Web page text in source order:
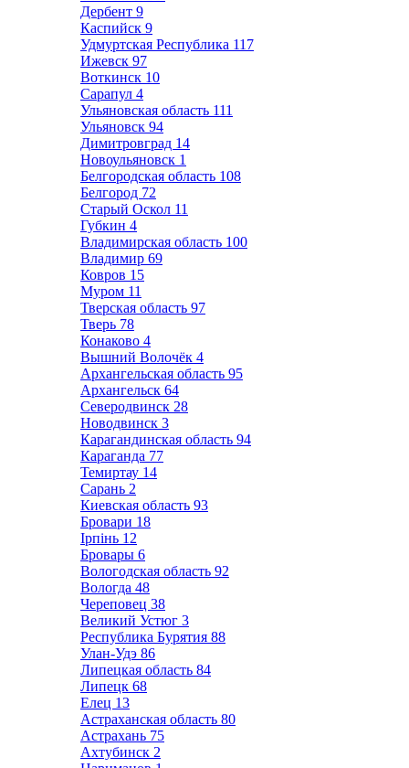
Дербент 9
Каспийск 9
Удмуртская Республика 117
Ижевск 97
Воткинск 10
Сарапул 4
Ульяновская область 111
Ульяновск 94
Димитровград 14
Новоульяновск 1
Белгородская область 108
Белгород 72
Старый Оскол 11
Губкин 4
Владимирская область 100
Владимир 69
Ковров 15
Муром 11
Тверская область 97
Тверь 78
Конаково 4
Вышний Волочёк 4
Архангельская область 95
Архангельск 64
Северодвинск 28
Новодвинск 3
Карагандинская область 94
Караганда 77
Темиртау 14
Сарань 2
Киевская область 93
Бровари 18
Ірпінь 12
Бровары 6
Вологодская область 92
Вологда 48
Череповец 38
Великий Устюг 3
Республика Бурятия 88
Улан-Удэ 86
Липецкая область 84
Липецк 68
Елец 13
Астраханская область 80
Астрахань 75
Ахтубинск 2